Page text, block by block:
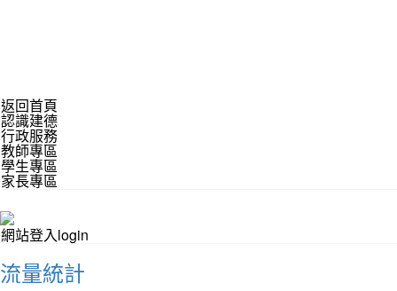
返回首頁
認識建德
行政服務
教師專區
學生專區
家長專區
網站登入login
流量統計